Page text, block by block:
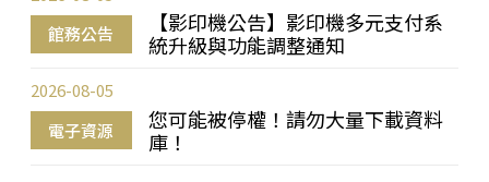
館務公告
【影印機公告】影印機多元支付系
統升級與功能調整通知
電子資源
您可能被停權！請勿大量下載資料
庫！
2026-08-05